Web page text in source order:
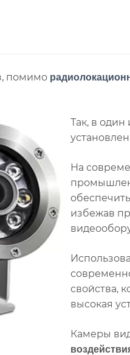
помимо
Так, в
На
избежав
свойства,
высокая
Камеры